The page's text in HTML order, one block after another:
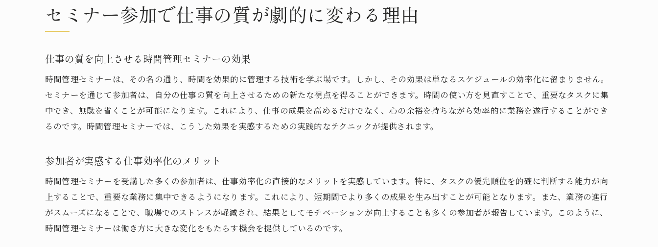
新たな働き方を指導する時間管理セミナー
働き方改革を支える時間管理のテクニック
未来に向けた働き方のヒントを得る
セミナー参加で仕事の質が劇的に変わる理由
仕事の質を向上させる時間管理セミナーの効果
時間管理セミナーは、その名の通り、時間を効果的に管理する技術を学ぶ場です。しかし、その効果は単なるスケジュールの効率化に留まりません。
セミナーを通じて参加者は、自分の仕事の質を向上させるための新たな視点を得ることができます。時間の使い方を見直すことで、重要なタスクに集
中でき、無駄を省くことが可能になります。これにより、仕事の成果を高めるだけでなく、心の余裕を持ちながら効率的に業務を遂行することができ
るのです。時間管理セミナーでは、こうした効果を実感するための実践的なテクニックが提供されます。
参加者が実感する仕事効率化のメリット
時間管理セミナーを受講した多くの参加者は、仕事効率化の直接的なメリットを実感しています。特に、タスクの優先順位を的確に判断する能力が向
上することで、重要な業務に集中できるようになります。これにより、短期間でより多くの成果を生み出すことが可能となります。また、業務の進行
がスムーズになることで、職場でのストレスが軽減され、結果としてモチベーションが向上することも多くの参加者が報告しています。このように、
時間管理セミナーは働き方に大きな変化をもたらす機会を提供しているのです。